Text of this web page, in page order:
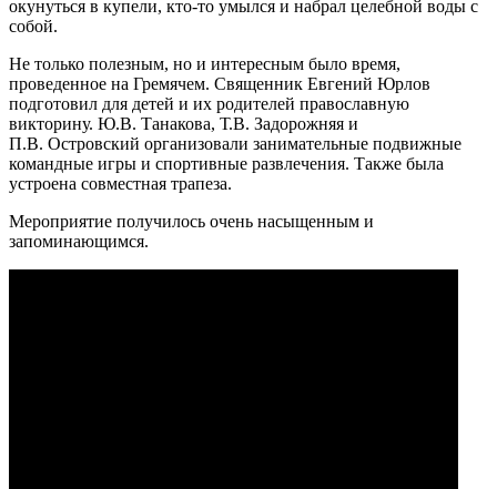
окунуться в купели, кто-то умылся и набрал целебной воды с
собой.
Не только полезным, но и интересным было время,
проведенное на Гремячем. Священник Евгений Юрлов
подготовил для детей и их родителей православную
викторину. Ю.В. Танакова, Т.В. Задорожняя и
П.В. Островский организовали занимательные подвижные
командные игры и спортивные развлечения. Также была
устроена совместная трапеза.
Мероприятие получилось очень насыщенным и
запоминающимся.